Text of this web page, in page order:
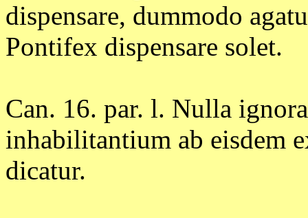
dispensare, dummodo
Pontifex dispensare solet.
Can. 16. par. l. Nulla
inhabilitantium ab eisdem
dicatur.